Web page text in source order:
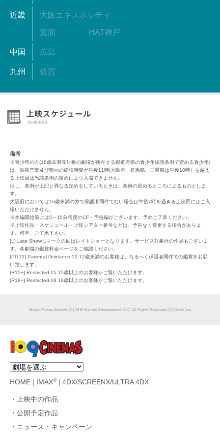
近畿 大阪エキスポシティ
箕面 HAT神戸
中国 広島
九州 佐賀
備考
※青少年の方(18歳未満等対象の劇場が所在する都道府県の青少年保護条例で定める青少年)
は、深夜営業及び映画の終映時間が午後11時(大阪府、群馬県、三重県は午後10時）を越え
る上映回は当該条例の定めにより入場できません。
但し、条例が上記と異なる定めをしているときは、条例の定めるところによるものとしま
す。
大阪府においては16歳未満の方で保護者同伴でない場合は午後7時を過ぎる上映回にはご入
場いただけません。
※本編開始前には5～15分程度のCF・予告編がございます。予めご了承ください。
※上映作品・スケジュール・上映シアター番号などは、予告なく変更する場合がありま
す。何卒、ご了承下さい。
[L] Late Show Lマークの回はレイトショーとなります。サービス対象外の作品もございま
す。各劇場の鑑賞料金ページをご確認ください。
[PG12] Parental Guidance-12 12歳未満のお客様は、なるべく保護者同伴での鑑賞をお願
い致します。
[R15+] Restricted-15 15歳以上のお客様がご覧いただけます。
[R18+] Restricted-18 18歳以上のお客様がご覧いただけます。
Motion Picture Artwork (C) 2015 Summit Entertainment, LLC. All Rights Reserved. (C) David Lee
HOME IMAX®| 4DX/SCREENX/ULTRA 4DX
上映中の作品
公開予定作品
ニュース・キャンペーン